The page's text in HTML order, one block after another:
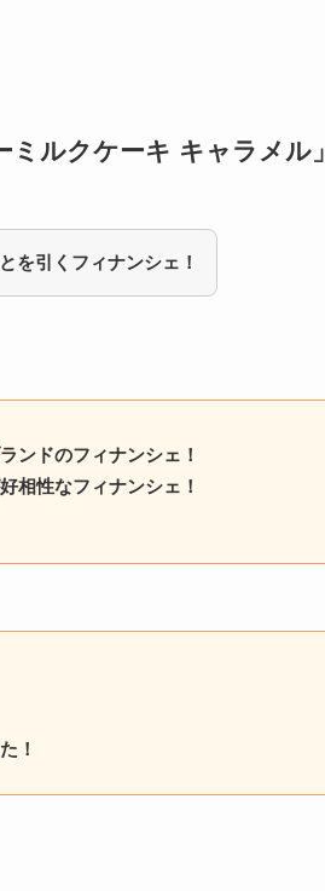
ルクケーキ キャラメル」
を引くフィナンシェ！
ンドのフィナンシェ！
相性なフィナンシェ！
！